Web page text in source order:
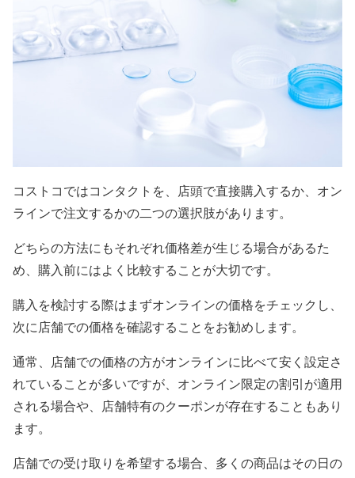
コストコではコンタクトを、店頭で直接購入するか、オン
ラインで注文するかの二つの選択肢があります。
どちらの方法にもそれぞれ価格差が生じる場合があるた
め、購入前にはよく比較することが大切です。
購入を検討する際はまずオンラインの価格をチェックし、
次に店舗での価格を確認することをお勧めします。
通常、店舗での価格の方がオンラインに比べて安く設定さ
れていることが多いですが、オンライン限定の割引が適用
される場合や、店舗特有のクーポンが存在することもあり
ます。
店舗での受け取りを希望する場合、多くの商品はその日の